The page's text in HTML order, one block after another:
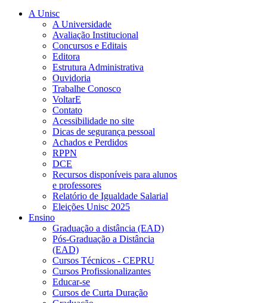
A Unisc
A Universidade
Avaliação Institucional
Concursos e Editais
Editora
Estrutura Administrativa
Ouvidoria
Trabalhe Conosco
VoltarE
Contato
Acessibilidade no site
Dicas de segurança pessoal
Achados e Perdidos
RPPN
DCE
Recursos disponíveis para alunos
e professores
Relatório de Igualdade Salarial
Eleições Unisc 2025
Ensino
Graduação a distância (EAD)
Pós-Graduação a Distância
(EAD)
Cursos Técnicos - CEPRU
Cursos Profissionalizantes
Educar-se
Cursos de Curta Duração